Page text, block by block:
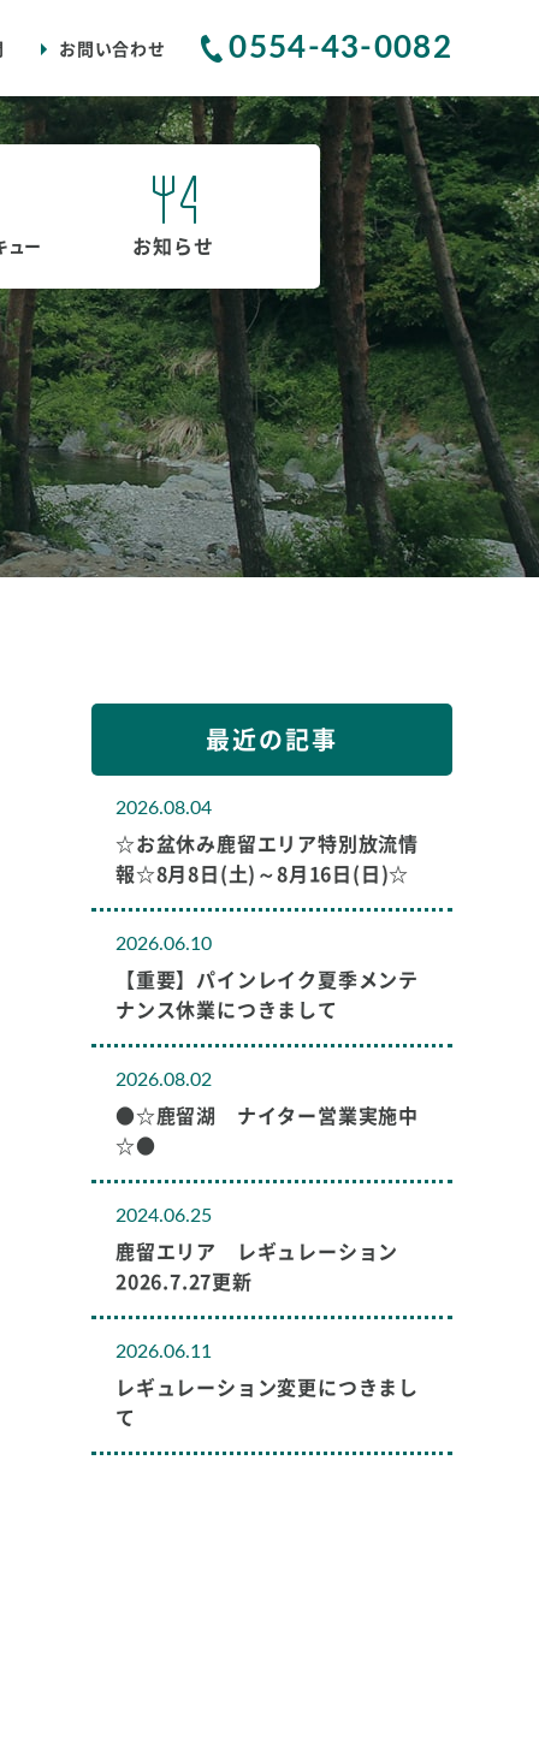
お問い合わせ 0554-43-0082
ュー お知らせ
最近の記事
2026.08.04
☆お盆休み鹿留エリア特別放流情
報☆8月8日(土)～8月16日(日)☆
2026.06.10
【重要】パインレイク夏季メンテ
ナンス休業につきまして
2026.08.02
●☆鹿留湖 ナイター営業実施中
☆●
2024.06.25
鹿留エリア レギュレーション
2026.7.27更新
2026.06.11
レギュレーション変更につきまし
て